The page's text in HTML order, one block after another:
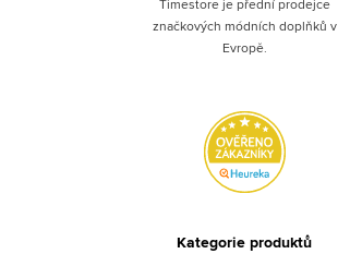
Timestore je přední prodejce
značkových módních doplňků v
Evropě.
Kategorie produktů